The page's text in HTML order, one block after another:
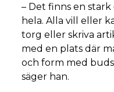
– Det finns en
hela. Alla vill eller
torg eller skriva
med en plats där
och form med
säger han.